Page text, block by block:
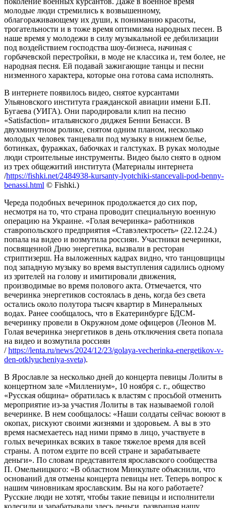
молодые люди стремились к возвышенному,
облагораживающему их души, к пониманию красоты,
трогательности и в тоже время оптимизма народных песен. В
наше время у молодежи в силу музыкальной ее дебилизации
под воздействием господства шоу-бизнеса, начиная с
горбачевской перестройки, в моде не классика и, тем более, не
народная песня. Ей подавай зажигающие танцы и песни
низменного характера, которые она готова сама исполнять.
В интернете появилось видео, снятое курсантами
Ульяновского института гражданской авиации имени Б.П.
Бугаева (УИГА). Они пародировали клип на песню
«Satisfaction» итальянского диджея Бенни Бенасси. В
двухминутном ролике, снятом одним планом, несколько
молодых человек танцевали под музыку в нижнем белье,
ботинках, фуражках, бабочках и галстуках. В руках молодые
люди строительные инструменты. Видео было снято в одном
из трех общежитий института (Материалы интернета
/https://fishki.net/2484938-kursanty-lyotchiki-stancevali-pod-benny-
benassi.html © Fishki.)
Череда подобных вечеринок продолжается до сих пор,
несмотря на то, что страна проводит специальную военную
операцию на Украине. «Голая вечеринка» работников
ставропольского предприятия «Ставэлектросеть» (22.12.24.)
попала на видео и возмутила россиян. Участники вечеринки,
посвященной Дню энергетика, вызвали в ресторан
стриптизерш. На выложенных кадрах видно, что танцовщицы
под западную музыку во время выступления садились одному
из зрителей на голову и имитировали движения,
производимые во время полового акта. Отмечается, что
вечеринка энергетиков состоялась в день, когда без света
остались около полутора тысяч квартир в Минеральных
водах. Ранее сообщалось, что в Екатеринбурге БДСМ-
вечеринку провели в Окружном доме офицеров (Леонов М.
Голая вечеринка энергетиков в день отключения света попала
на видео и возмутила россиян
/https://lenta.ru/news/2024/12/23/golaya-vecherinka-energetikov-v-
den-otklyucheniya-sveta).
В Ярославле за несколько дней до концерта певицы Лолиты в
концертном зале «Миллениум», 10 ноября с. г., общество
«Русская община» обратилась к властям с просьбой отменить
мероприятие из-за участия Лолиты в так называемой голой
вечеринке. В нем сообщалось: «Наши солдаты сейчас воюют в
окопах, рискуют своими жизнями и здоровьем. А вы в это
время насмехаетесь над ними прямо в лицо, участвуете в
голых вечеринках всяких в такое тяжелое время для всей
страны. А потом ездите по всей стране и зарабатываете
деньги». По словам представителя ярославского сообщества
П. Омельницкого: «В областном Минкульте объяснили, что
оснований для отмены концерта певицы нет. Теперь вопрос к
нашим чиновникам ярославским. Вы на кого работаете?
Русские люди не хотят, чтобы такие певицы и исполнители
колесили и зарабатывали здесь деньги, развращая нашу